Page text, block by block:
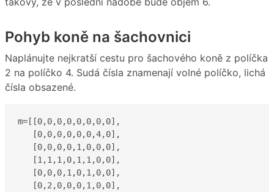
Pohyb koně na šachovnici
Naplánujte nejkratší cestu pro šachového koně z políčka
2 na políčko 4. Sudá čísla znamenají volné políčko, lichá
čísla obsazené.
m=[[0,0,0,0,0,0,0,0],
   [0,0,0,0,0,0,4,0],
   [0,0,0,0,1,0,0,0],
   [1,1,1,0,1,1,0,0],
   [0,0,0,1,0,1,0,0],
   [0,2,0,0,0,1,0,0],